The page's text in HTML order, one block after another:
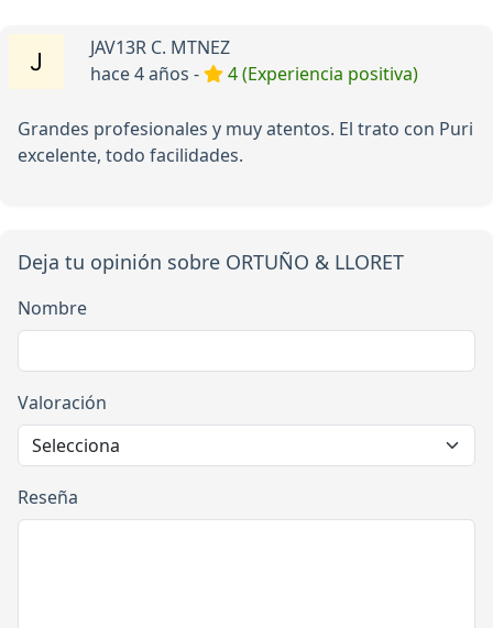
JAV13R C. MTNEZ
hace 4 años -
4 (Experiencia positiva)
Grandes profesionales y muy atentos. El trato con Puri
excelente, todo facilidades.
Deja tu opinión sobre ORTUÑO & LLORET
Nombre
Valoración
Reseña